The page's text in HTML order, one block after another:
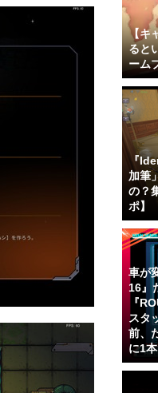
【キ
ると
ーム
『
加筆
の？
ポ】
車が
16』
『
スタ
前、
に1